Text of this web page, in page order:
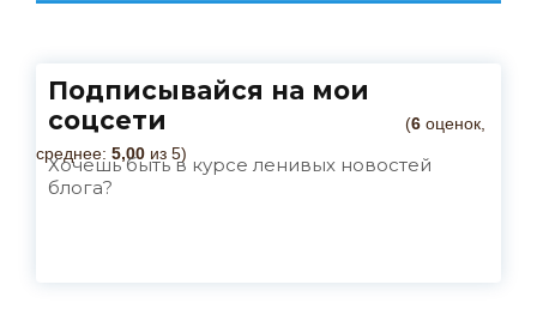
(6 оценок,
среднее: 5,00 из 5)
Подписывайся на мои
соцсети
Хочешь быть в курсе ленивых новостей
блога?